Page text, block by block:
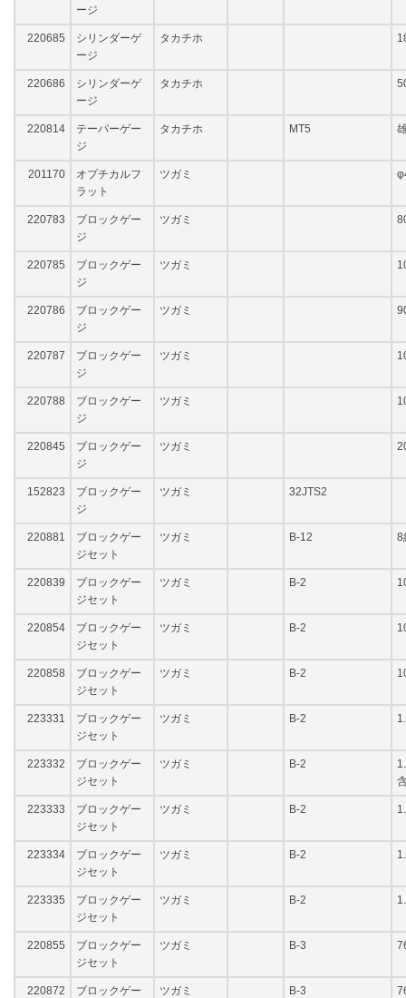
ージ
220685
シリンダーゲ
ージ
タカチホ
220686
シリンダーゲ
ージ
タカチホ
220814
テーパーゲー
ジ
タカチホ MT5
201170
オプチカルフ
ラット
ツガミ
220783
ブロックゲー
ジ
ツガミ
220785
ブロックゲー
ジ
ツガミ
220786
ブロックゲー
ジ
ツガミ
220787
ブロックゲー
ジ
ツガミ
220788
ブロックゲー
ジ
ツガミ
220845
ブロックゲー
ジ
ツガミ
152823
ブロックゲー
ジ
ツガミ 32JTS2
220881
ブロックゲー
ジセット
ツガミ B-12 8
220839
ブロックゲー
ジセット
ツガミ B-2
220854
ブロックゲー
ジセット
ツガミ B-2
220858
ブロックゲー
ジセット
ツガミ B-2
223331
ブロックゲー
ジセット
ツガミ B-2
223332
ブロックゲー
ジセット
ツガミ B-2
223333
ブロックゲー
ジセット
ツガミ B-2
223334
ブロックゲー
ジセット
ツガミ B-2
223335
ブロックゲー
ジセット
ツガミ B-2
220855
ブロックゲー
ジセット
ツガミ B-3
220872
ブロックゲー
ツガミ B-3